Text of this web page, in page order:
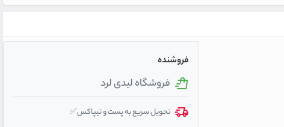
فروشنده
فروشگاه لیدی لرد
تحویل سریع به پست و تیپاکس✅